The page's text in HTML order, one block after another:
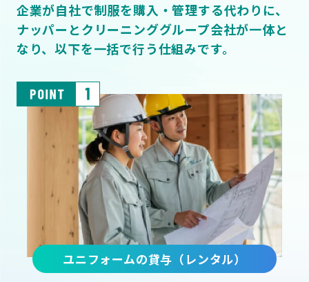
企業が自社で制服を購入・管理する代わりに、
ナッパーとクリーニンググループ会社が一体と
なり、以下を一括で行う仕組みです。
ユニフォームの貸与（レンタル）